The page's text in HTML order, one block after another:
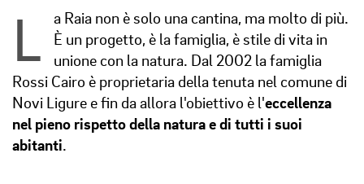
L
a Raia non è solo una cantina, ma molto di più.
È un progetto, è la famiglia, è stile di vita in
unione con la natura. Dal 2002 la famiglia
Rossi Cairo è proprietaria della tenuta nel comune di
Novi Ligure e fin da allora l'obiettivo è l'eccellenza
nel pieno rispetto della natura e di tutti i suoi
abitanti.